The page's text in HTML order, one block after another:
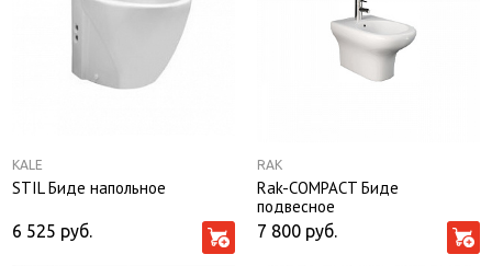
KALE
STIL Биде напольное
6 525 руб.
RAK
Rak-COMPACT Биде
подвесное
7 800 руб.